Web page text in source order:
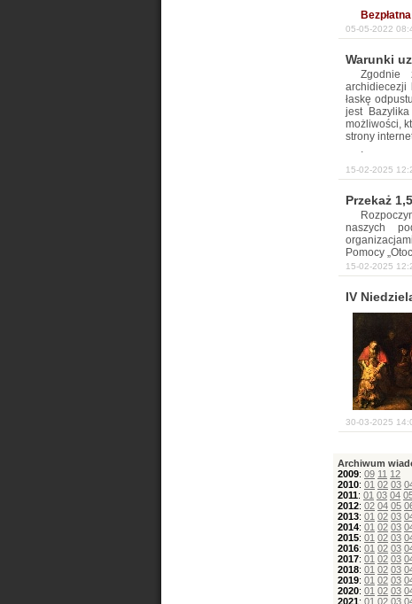
05-05-2022
Warunki
Zgodnie
archidiecezji
łaskę
jest
możliwości,
strony
.
15-02-2025
Przekaż
naszych
Pomocy
15-02-2025
IV
30-03-2025
Archiwum
2009: 09 11 12
2010: 01 02 03
2011: 01 03 04
2012: 02 04 05
2013: 01 02 03
2014: 01 02 03
2015: 01 02 03
2016: 01 02 03
2017: 01 02 03
2018: 01 02 03
2019: 01 02 03
2020: 01 02 03
2021: 01 02 03